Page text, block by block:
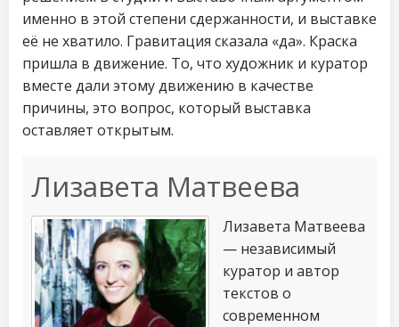
именно в этой степени сдержанности, и выставке
её не хватило. Гравитация сказала «да». Краска
пришла в движение. То, что художник и куратор
вместе дали этому движению в качестве
причины, это вопрос, который выставка
оставляет открытым.
Лизавета Матвеева
Лизавета Матвеева
— независимый
куратор и автор
текстов о
современном